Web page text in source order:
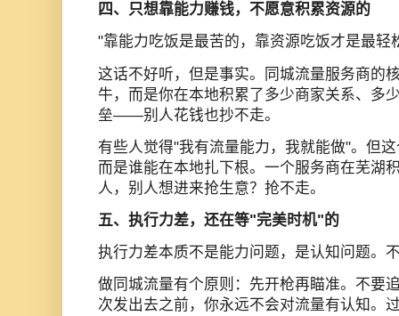
四、只想靠能力赚钱，不愿意积累资源的
"靠能力吃饭是最苦的，靠资源吃饭才是最轻
这话不好听，但是事实。同城流量服务商的
牛，而是你在本地积累了多少商家关系、多
垒——别人花钱也抄不走。
有些人觉得"我有流量能力，我就能做"。但
而是谁能在本地扎下根。一个服务商在芜湖
人，别人想进来抢生意？抢不走。
五、执行力差，还在等"完美时机"的
执行力差本质不是能力问题，是认知问题。
做同城流量有个原则：先开枪再瞄准。不要
次发出去之前，你永远不会对流量有认知。